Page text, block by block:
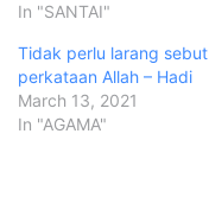
In "SANTAI"
Tidak perlu larang sebut
perkataan Allah – Hadi
March 13, 2021
In "AGAMA"